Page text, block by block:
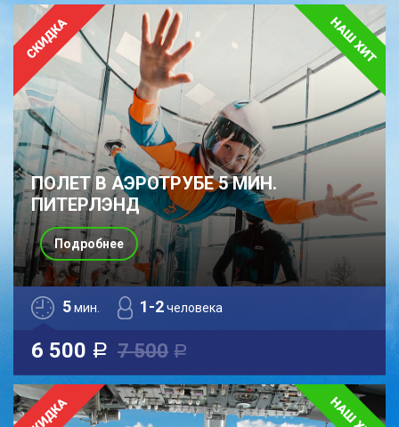
ПОЛЕТ В АЭРОТРУБЕ 5 МИН.
ПИТЕРЛЭНД
5мин. 1-2человека
6 500 a 7 500 a
Подробнее